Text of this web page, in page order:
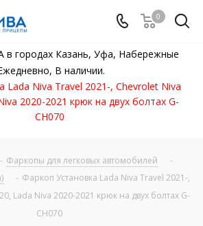
0
в городах Казань, Уфа, Набережные
В наличии.
Lada Niva Travel 2021-, Chevrolet Niva
2020-2021 крюк на двух болтах G-
CH070
- Фаркопы для легковых автомобилей
-
- Фаркоп Установка Lada Niva Travel 2021-,
Lada Niva 2020-2021 крюк на двух болтах G-
CH070